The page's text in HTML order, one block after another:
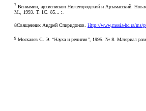
7 Вениамин, архиепископ Нижегородский и Арзамасский.
М., 1993. Т. 1С. 85... :.
8Священник Андрей Спиридонов. Http://www,mssia-hc.ra/ms/
9 Москалев С. Э. “Наука и религия”, 1995. № 8. Материал